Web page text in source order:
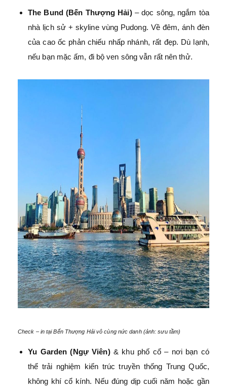
The Bund (Bến Thượng Hải) – dọc sông, ngắm tòa
nhà lịch sử + skyline vùng Pudong. Về đêm, ánh đèn
của cao ốc phản chiếu nhấp nhánh, rất đẹp. Dù lạnh,
nếu bạn mặc ấm, đi bộ ven sông vẫn rất nên thử.
Check – in tại Bến Thượng Hải vô cùng nức danh (ảnh: sưu tầm)
Yu Garden (Ngự Viên) & khu phố cổ – nơi bạn có
thể trải nghiệm kiến trúc truyền thống Trung Quốc,
không khí cổ kính. Nếu đúng dịp cuối năm hoặc gần